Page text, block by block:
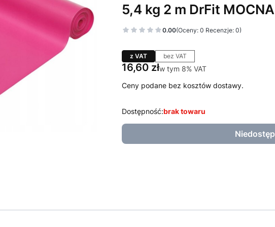
5,4 kg 2 m DrFit MOCNA
0.00(Oceny: 0 Recenzje: 0)
z VAT bez VAT
Cena
16,60 złw tym 8% VAT
w tym 8% VAT
Ceny podane bez kosztów dostawy.
Dostępność:brak towaru